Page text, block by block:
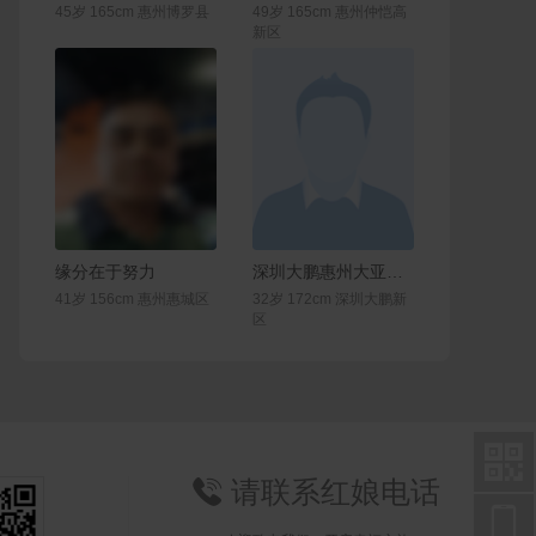
45岁 165cm 惠州博罗县
49岁 165cm 惠州仲恺高
新区
联系Ta
缘分在于努力
41岁 156cm 惠州惠城区
联系Ta
32岁 172cm 深圳大鹏新
区
 请联系红娘电话